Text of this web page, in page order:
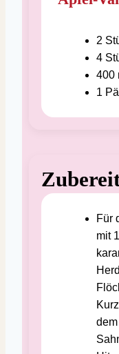
2
4
400
1
Für
mit